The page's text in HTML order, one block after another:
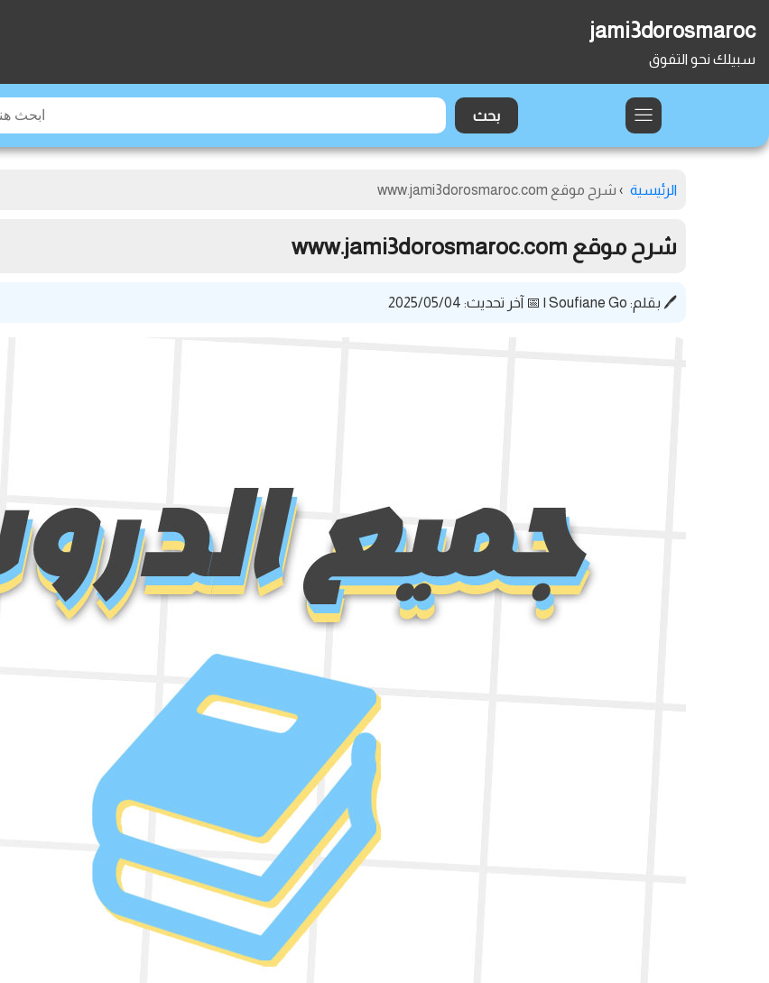
jami3dorosmaroc
سبيلك نحو التفوق
الرئيسية › شرح موقع www.jami3dorosmaroc.com
شرح موقع www.jami3dorosmaroc.com
🖊️ بقلم: Soufiane Go
| 📅 آخر تحديث: 2025/05/04